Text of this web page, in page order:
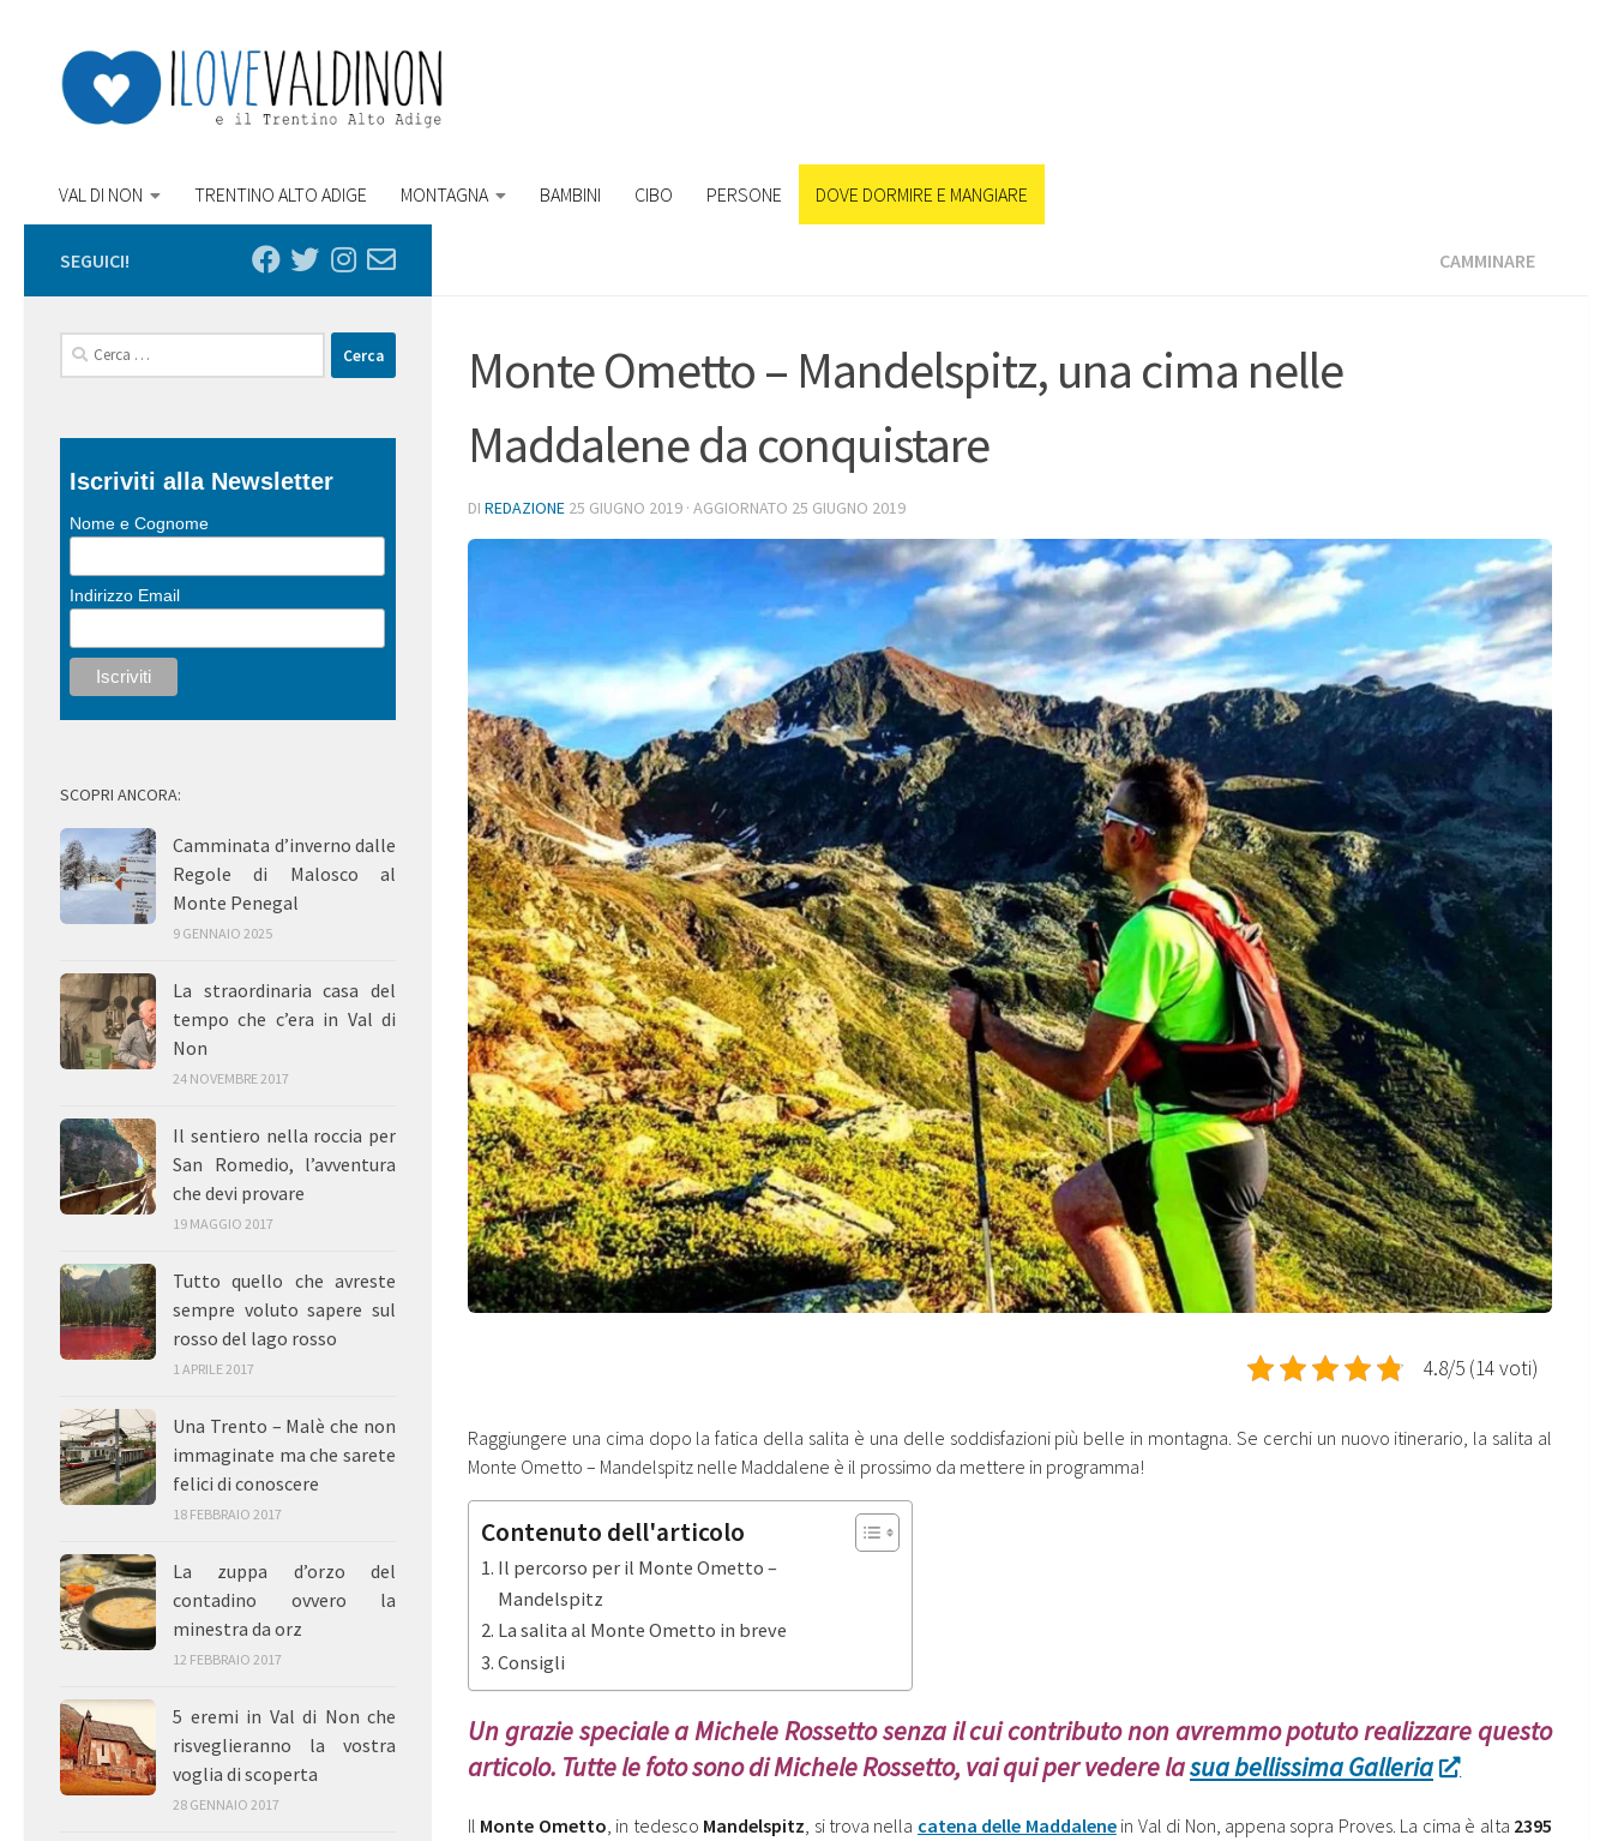
VAL DI NON TRENTINO ALTO ADIGE MONTAGNA BAMBINI CIBO PERSONE DOVE DORMIRE E MANGIARE
CAMMINARE
Monte Ometto – Mandelspitz, una cima nelle
Maddalene da conquistare
DI REDAZIONE 25 GIUGNO 2019 · AGGIORNATO 25 GIUGNO 2019
4.8/5 (14 voti)
Raggiungere una cima dopo la fatica della salita è una delle soddisfazioni più belle in montagna. Se cerchi un nuovo itinerario, la salita al
Monte Ometto – Mandelspitz nelle Maddalene è il prossimo da mettere in programma!
Contenuto dell'articolo
Il percorso per il Monte Ometto –
Mandelspitz
La salita al Monte Ometto in breve
Consigli
Un grazie speciale a Michele Rossetto senza il cui contributo non avremmo potuto realizzare questo
articolo. Tutte le foto sono di Michele Rossetto, vai qui per vedere lasua bellissima Galleria
Il Monte Ometto, in tedesco Mandelspitz, si trova nella catena delle Maddalenein Val di Non, appena sopra Proves. La cima è alta 2395
SEGUICI!
Ricerca
per:
Iscriviti alla Newsletter
Nome e Cognome
Indirizzo Email
SCOPRI ANCORA:
Camminata d’inverno dalle
Regole di Malosco al
Monte Penegal
9 GENNAIO 2025
La straordinaria casa del
tempo che c’era in Val di
Non
24 NOVEMBRE 2017
Il sentiero nella roccia per
San Romedio, l’avventura
che devi provare
19 MAGGIO 2017
Tutto quello che avreste
sempre voluto sapere sul
rosso del lago rosso
1 APRILE 2017
Una Trento – Malè che non
immaginate ma che sarete
felici di conoscere
18 FEBBRAIO 2017
La zuppa d’orzo del
contadino ovvero la
minestra da orz
12 FEBBRAIO 2017
5 eremi in Val di Non che
risveglieranno la vostra
voglia di scoperta
28 GENNAIO 2017